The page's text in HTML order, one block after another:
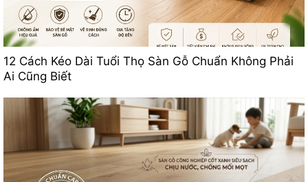
12 Cách Kéo Dài Tuổi Thọ Sàn Gỗ Chuẩn Không Phải
Ai Cũng Biết